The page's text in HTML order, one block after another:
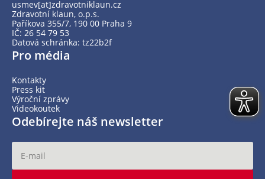
usmev[at]zdravotniklaun.cz
Zdravotní klaun, o.p.s.
Paříkova 355/7, 190 00 Praha 9
IČ: 26 54 79 53
Datová schránka: tz22b2f
Pro média
Kontakty
Press kit
Výroční zprávy
Videokoutek
Odebírejte náš newsletter